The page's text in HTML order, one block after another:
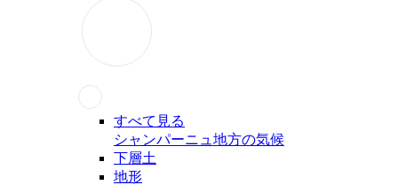
すべて見る
シャンパーニュ地方の気候
下層土
地形